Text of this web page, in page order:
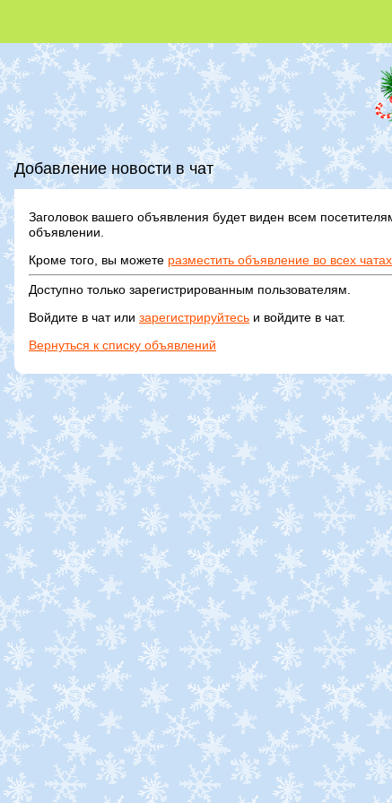
Добавление новости в чат
Заголовок вашего объявления будет виден всем
объявлении.
Кроме того, вы можете разместить объявление во всех
Доступно только зарегистрированным пользователям.
Войдите в чат или зарегистрируйтесь и войдите в чат.
Вернуться к списку объявлений